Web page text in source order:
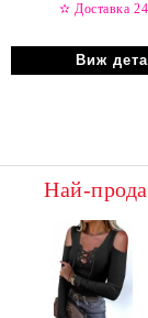
✫ Доставка 24
Виж
Най-